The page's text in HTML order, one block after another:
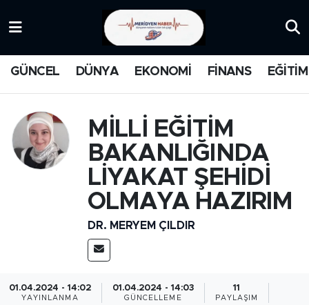
GÜNCEL DÜNYA EKONOMİ FİNANS EĞİTİM
MİLLİ EĞİTİM
BAKANLIĞINDA
LİYAKAT ŞEHİDİ
OLMAYA HAZIRIM
DR. MERYEM ÇILDIR
01.04.2024 - 14:02
YAYINLANMA
01.04.2024 - 14:03
GÜNCELLEME
11
PAYLAŞIM
MANŞET
MEDYA
GÜNCEL
KARİKATÜR
İstanbul Namaz Vakitleri
Trafik Durumu
Süper Lig Puan Durumu ve Fikstür
Tüm Manşetler
Son Dakika Haberleri
Haber Arşivi